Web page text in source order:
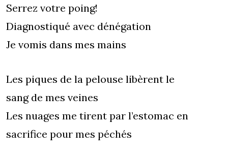
Serrez votre poing!
Diagnostiqué avec dénégation
Je vomis dans mes mains
Les piques de la pelouse libèrent le
sang de mes veines
Les nuages me tirent par l’estomac en
sacrifice pour mes péchés